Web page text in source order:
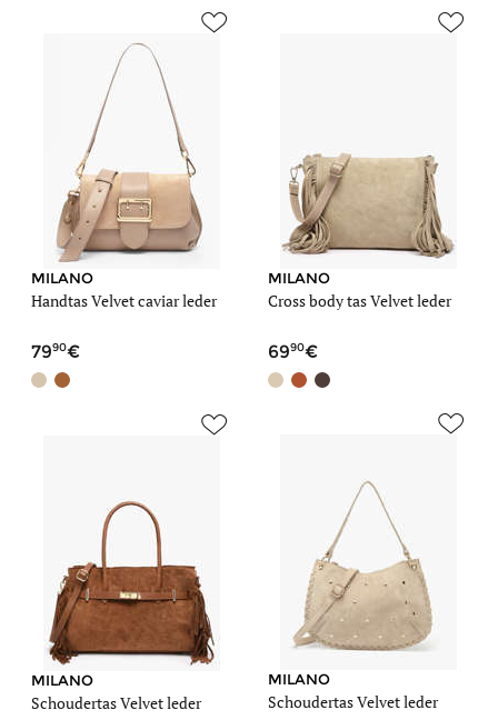
MILANO
Handtas Velvet caviar leder
7990
MILANO
Cross body tas Velvet leder
6990
MILANO
Schoudertas Velvet leder
MILANO
Schoudertas Velvet leder